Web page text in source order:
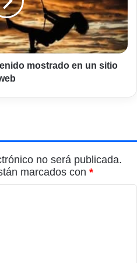
mostrado en un sitio
no será publicada.
marcados con *